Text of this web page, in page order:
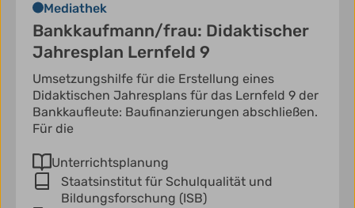
Mediathek
Bankkaufmann/frau: Didaktischer
Jahresplan Lernfeld 9
Umsetzungshilfe für die Erstellung eines
Didaktischen Jahresplans für das Lernfeld 9 der
Bankkaufleute: Baufinanzierungen abschließen.
Für die
Unterrichtsplanung
Staatsinstitut für Schulqualität und
Bildungsforschung (ISB)